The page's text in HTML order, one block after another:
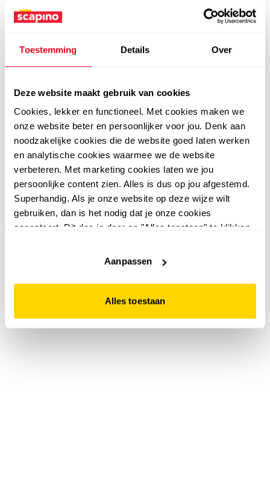
Toestemming Details Over
Deze website maakt gebruik van cookies
Cookies, lekker en functioneel. Met cookies maken we
onze website beter en persoonlijker voor jou. Denk aan
noodzakelijke cookies die de website goed laten werken
en analytische cookies waarmee we de website
verbeteren. Met marketing cookies laten we jou
persoonlijke content zien. Alles is dus op jou afgestemd.
Superhandig. Als je onze website op deze wijze wilt
gebruiken, dan is het nodig dat je onze cookies
accepteert. Dit doe je door op "Alles toestaan" te klikken.
website niet optimaal functioneert.
Aanpassen
Alles toestaan